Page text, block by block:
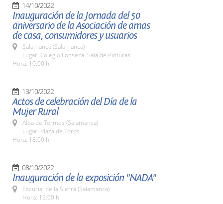
14/10/2022
Inauguración de la Jornada del 50
aniversario de la Asociación de amas
de casa, consumidores y usuarios
Salamanca (Salamanca)
Lugar: Colegio Fonseca. Sala de Pinturas
Hora: 10:00 h.
13/10/2022
Actos de celebración del Día de la
Mujer Rural
Alba de Tormes (Salamanca)
Lugar: Plaza de Toros
Hora: 18:00 h.
08/10/2022
Inauguración de la exposición "NADA"
Escurial de la Sierra (Salamanca)
Hora: 13:00 h.